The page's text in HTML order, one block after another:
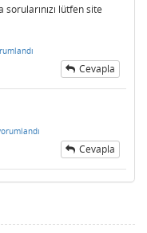
lütfen site
Cevapla
Cevapla